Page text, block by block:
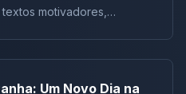
motivadores,
Um Novo Dia na